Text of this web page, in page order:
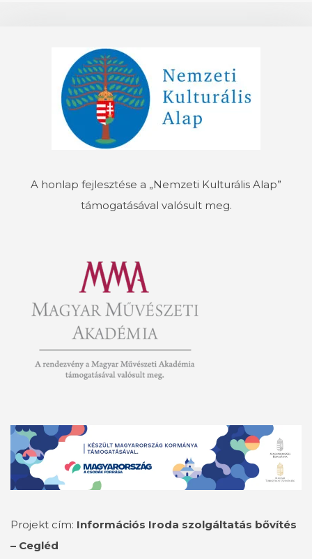
A honlap fejlesztése a „Nemzeti Kulturális Alap”
támogatásával valósult meg.
Projekt cím: Információs Iroda szolgáltatás bővítés
– Cegléd